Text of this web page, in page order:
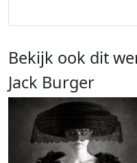
Bekijk ook dit
Jack Burger